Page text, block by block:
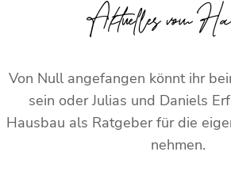
Aktuelles vom
Von Null angefangen könnt ihr
sein oder Julias und Daniels
Hausbau als Ratgeber für die
nehmen.